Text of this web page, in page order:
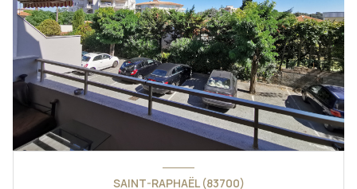
SAINT-RAPHAËL (83700)